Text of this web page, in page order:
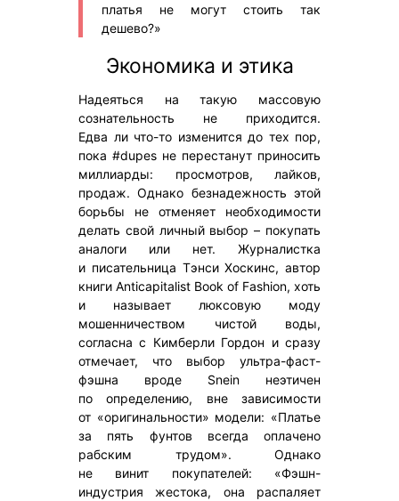
платья не могут стоить так
дешево?»
Экономика и этика
Надеяться на такую массовую
сознательность не приходится.
Едва ли что-то изменится до тех пор,
пока #dupes не перестанут приносить
миллиарды: просмотров, лайков,
продаж. Однако безнадежность этой
борьбы не отменяет необходимости
делать свой личный выбор – покупать
аналоги или нет. Журналистка
и писательница Тэнси Хоскинс, автор
книги Anticapitalist Book of Fashion, хоть
и называет люксовую моду
мошенничеством чистой воды,
согласна с Кимберли Гордон и сразу
отмечает, что выбор ультра-фаст-
фэшна вроде Snein неэтичен
по определению, вне зависимости
от «оригинальности» модели: «Платье
за пять фунтов всегда оплачено
рабским трудом». Однако
не винит покупателей: «Фэшн-
индустрия жестока, она распаляет